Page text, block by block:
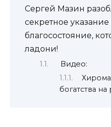
Сергей Мазин
секретное
благосостояние,
ладони!
Видео:
богатства на